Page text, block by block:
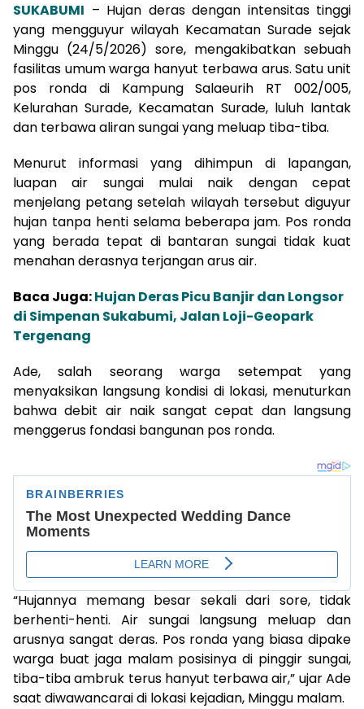
SUKABUMI – Hujan deras dengan intensitas tinggi
yang mengguyur wilayah Kecamatan Surade sejak
Minggu (24/5/2026) sore, mengakibatkan sebuah
fasilitas umum warga hanyut terbawa arus. Satu unit
pos ronda di Kampung Salaeurih RT 002/005,
Kelurahan Surade, Kecamatan Surade, luluh lantak
dan terbawa aliran sungai yang meluap tiba-tiba.
Menurut informasi yang dihimpun di lapangan,
luapan air sungai mulai naik dengan cepat
menjelang petang setelah wilayah tersebut diguyur
hujan tanpa henti selama beberapa jam. Pos ronda
yang berada tepat di bantaran sungai tidak kuat
menahan derasnya terjangan arus air.
Baca Juga:Hujan Deras Picu Banjir dan Longsor
di Simpenan Sukabumi, Jalan Loji-Geopark
Tergenang
Ade, salah seorang warga setempat yang
menyaksikan langsung kondisi di lokasi, menuturkan
bahwa debit air naik sangat cepat dan langsung
menggerus fondasi bangunan pos ronda.
“Hujannya memang besar sekali dari sore, tidak
berhenti-henti. Air sungai langsung meluap dan
arusnya sangat deras. Pos ronda yang biasa dipake
warga buat jaga malam posisinya di pinggir sungai,
tiba-tiba ambruk terus hanyut terbawa air,” ujar Ade
saat diwawancarai di lokasi kejadian, Minggu malam.